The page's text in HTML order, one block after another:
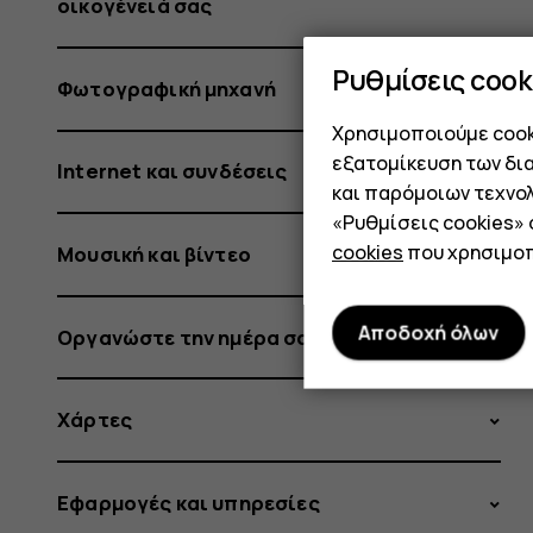
οικογένειά σας
Φωτογραφική μηχανή
Internet και συνδέσεις
Μουσική και βίντεο
Οργανώστε την ημέρα σας
Χάρτες
Εφαρμογές και υπηρεσίες
Ρυθμίσεις
Χρησιμοποιούμε
εξατομίκευση των
και παρόμοιων
«Ρυθμίσεις
cookies που
Αποδοχή όλων